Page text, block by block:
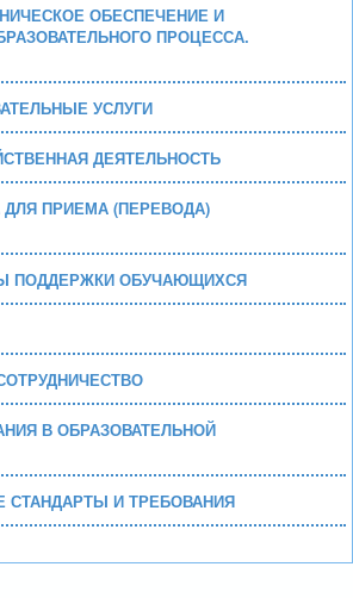
ОБЕСПЕЧЕНИЕ И
ПРОЦЕССА.
УСЛУГИ
ДЕЯТЕЛЬНОСТЬ
ПРИЕМА (ПЕРЕВОДА)
ПОДДЕРЖКИ ОБУЧАЮЩИХСЯ
В ОБРАЗОВАТЕЛЬНОЙ
СТАНДАРТЫ И ТРЕБОВАНИЯ